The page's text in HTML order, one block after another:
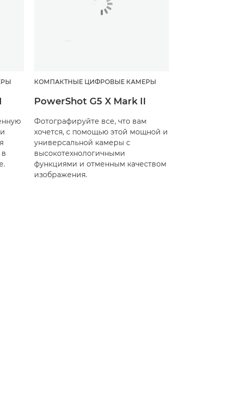
КОМПАКТНЫЕ ЦИФРОВЫЕ КАМЕРЫ
PowerShot G5 X Mark II
Фотографируйте все, что вам
хочется, с помощью этой мощной и
универсальной камеры с
высокотехнологичными
функциями и отменным качеством
изображения.